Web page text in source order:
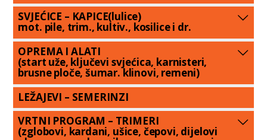
SVJEĆICE – KAPICE(lulice)
mot. pile, trim., kultiv., kosilice i dr.
OPREMA I ALATI
(start uže, ključevi svjećica, karnisteri,
brusne ploče, šumar. klinovi, remeni)
LEŽAJEVI – SEMERINZI
VRTNI PROGRAM – TRIMERI
(zglobovi, kardani, ušice, čepovi, dijelovi